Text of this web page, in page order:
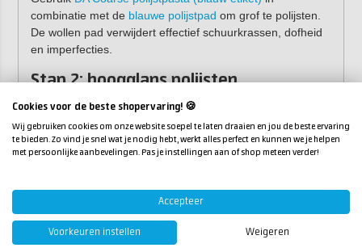
combinatie met de blauwe polijstpad om grof te polijsten.
De wollen pad verwijdert effectief schuurkrassen, dofheid
en imperfecties.
Stap 2: hoogglans polijsten
Gebruik DA Fine polijstpasta (geel etiket)
met de gele pad nadat het oppervlak is gepolijst met de
grove polijstpasta. Deze polijstpad zorgt voor een
hoogglans resultaat zonder hologrammen.
Welke maat polijstpad heb ik
nodig?
Deze polijstpad is verkrijgbaar in meerdere varianten met
Cookies voor de beste shopervaring! 🍪
Wij gebruiken cookies om onze website soepel te laten draaien en jou de beste ervaring
te bieden. Zo vind je snel wat je nodig hebt, werkt alles perfect en kunnen we je helpen
met persoonlijke aanbevelingen. Pas je instellingen aan of shop meteen verder!
Accepteer
Voorkeuren instellen Weigeren